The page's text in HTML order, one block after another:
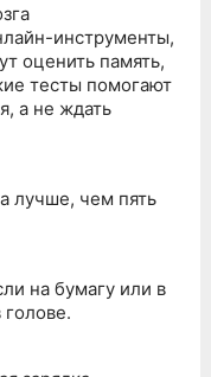
инструменты,
оценить память,
тесты помогают
а не ждать
лучше, чем пять
на бумагу или в